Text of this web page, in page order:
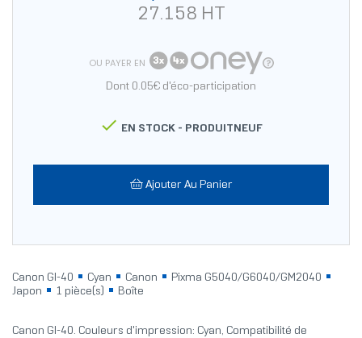
27.158 HT
OU PAYER EN
Dont 0.05€ d'éco-participation
 EN STOCK - PRODUITNEUF
Ajouter Au Panier
Canon GI-40 Cyan Canon
Pixma G5040/G6040/GM2040
Japon
1 pièce(s) Boîte
Canon GI-40. Couleurs d'impression: Cyan, Compatibilité de